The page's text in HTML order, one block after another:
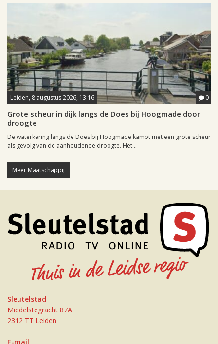
Leiden, 8 augustus 2026, 13:16 0
Grote scheur in dijk langs de Does bij Hoogmade door
droogte
De waterkering langs de Does bij Hoogmade kampt met een grote scheur
als gevolg van de aanhoudende droogte. Het...
Meer Maatschappij
Sleutelstad
Middelstegracht 87A
2312 TT Leiden
E-mail